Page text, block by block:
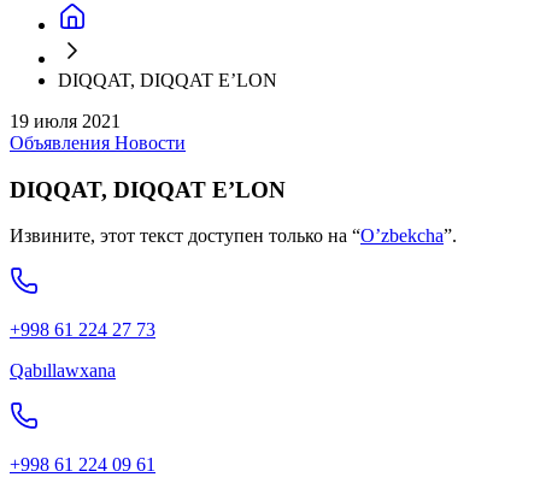
DIQQAT, DIQQAT E’LON
19 июля 2021
Объявления Новости
DIQQAT, DIQQAT E’LON
Извините, этот текст доступен только на “O’zbekcha”.
+998 61 224 27 73
Qabıllawxana
+998 61 224 09 61